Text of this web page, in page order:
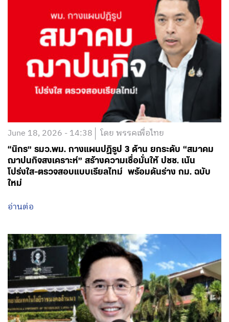
June 18, 2026 - 14:38 โดย พรรคเพื่อไทย
“นิกร” รมว.พม. กางแผนปฏิรูป 3 ด้าน ยกระดับ “สมาคม
ฌาปนกิจสงเคราะห์” สร้างความเชื่อมั่นให้ ปชช. เน้น
โปร่งใส-ตรวจสอบแบบเรียลไทม์ พร้อมดันร่าง กม. ฉบับ
ใหม่
อ่านต่อ